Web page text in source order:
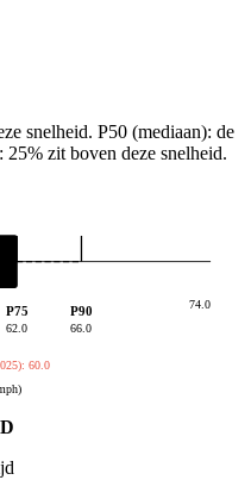
snelheid. P50 (mediaan): de
25% zit boven deze snelheid.
74.0
P75
62.0
P90
66.0
60.0